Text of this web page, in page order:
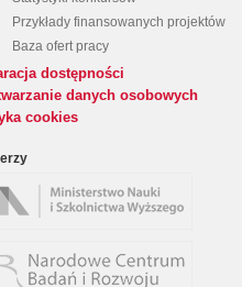
Przykłady finansowanych projektów
Baza ofert pracy
dostępności
danych osobowych
cookies